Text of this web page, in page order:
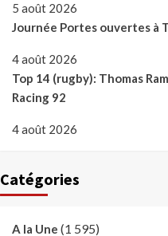
5 août 2026
Journée Portes ouvertes à
4 août 2026
Top 14 (rugby): Thomas
Racing 92
4 août 2026
Catégories
A la Une (1 595)